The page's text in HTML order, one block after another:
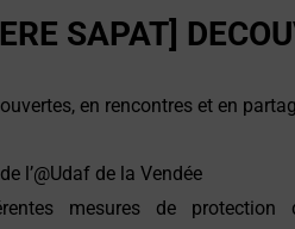
SAPAT]
en rencontres et en
l’@Udaf de la Vendée
mesures de